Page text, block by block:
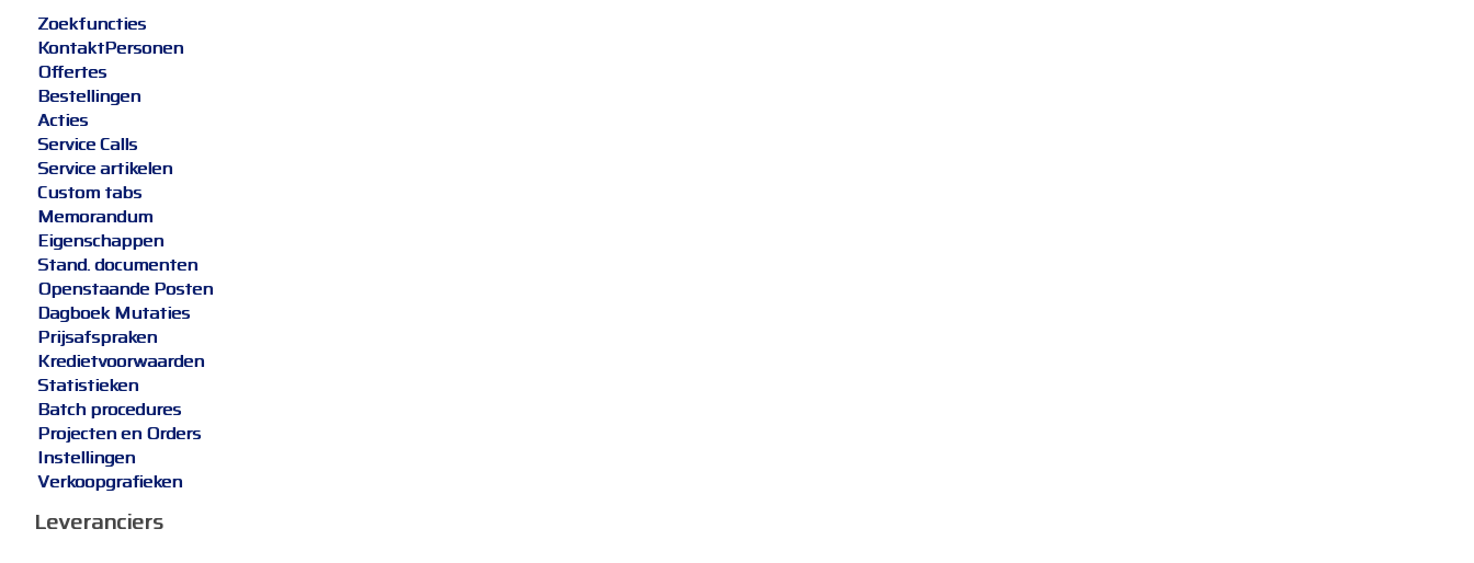
Zoekfuncties
KontaktPersonen
Offertes
Bestellingen
Acties
Service Calls
Service artikelen
Custom tabs
Memorandum
Eigenschappen
Stand. documenten
Openstaande Posten
Dagboek Mutaties
Prijsafspraken
Kredietvoorwaarden
Statistieken
Batch procedures
Projecten en Orders
Instellingen
Verkoopgrafieken
Leveranciers